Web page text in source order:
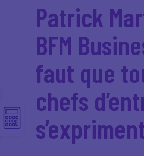
Patrick
BFM
faut que
chefs